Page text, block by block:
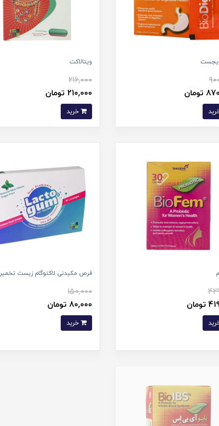
ویتالاکت
216,000
210,000 تومان
خرید
قرص مکیدنی لاکتوگام زیست تخمیر
150,000
80,000 تومان
خرید